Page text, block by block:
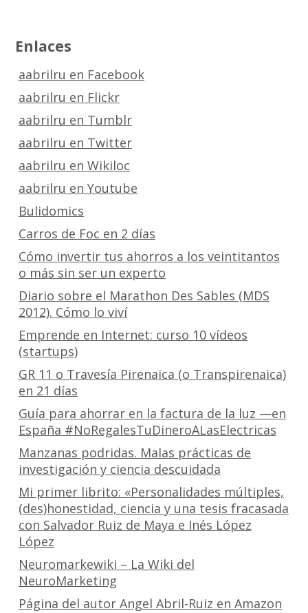
Enlaces
aabrilru en Facebook
aabrilru en Flickr
aabrilru en Tumblr
aabrilru en Twitter
aabrilru en Wikiloc
aabrilru en Youtube
Bulidomics
Carros de Foc en 2 días
Cómo invertir tus ahorros a los veintitantos
o más sin ser un experto
Diario sobre el Marathon Des Sables (MDS
2012). Cómo lo viví
Emprende en Internet: curso 10 vídeos
(startups)
GR 11 o Travesía Pirenaica (o Transpirenaica)
en 21 días
Guía para ahorrar en la factura de la luz —en
España #NoRegalesTuDineroALasElectricas
Manzanas podridas. Malas prácticas de
investigación y ciencia descuidada
Mi primer librito: «Personalidades múltiples,
(des)honestidad, ciencia y una tesis fracasada
con Salvador Ruiz de Maya e Inés López
López
Neuromarkewiki – La Wiki del
NeuroMarketing
Página del autor Angel Abril-Ruiz en Amazon